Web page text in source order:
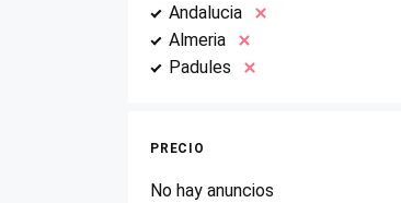
Andalucia
Almeria
Padules
PRECIO
No hay anuncios